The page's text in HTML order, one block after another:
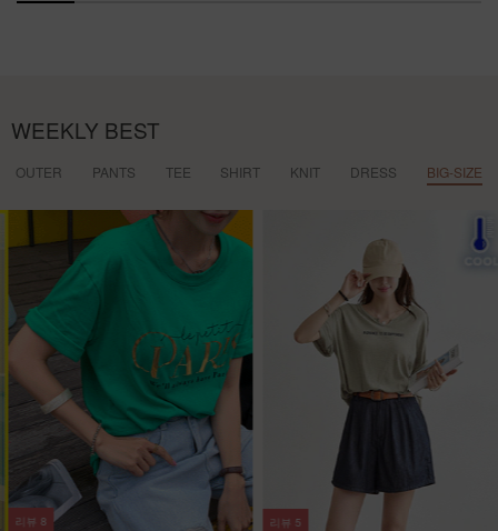
WEEKLY BEST
OUTER PANTS TEE SHIRT KNIT DRESS BIG-SIZE
리뷰8 리뷰5